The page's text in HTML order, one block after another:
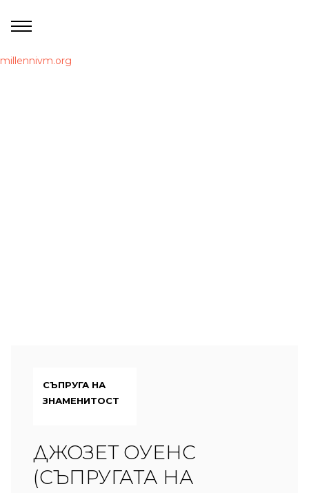
millennivm.org
СЪПРУГА НА
ЗНАМЕНИТОСТ
ДЖОЗЕТ ОУЕНС
(СЪПРУГАТА НА